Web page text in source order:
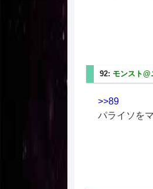
92: モンスト@
>>89
パライソを